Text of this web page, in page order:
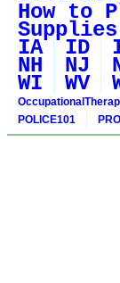
How to
Supplies
IA ID
NH NJ
WI WV
POLICE101